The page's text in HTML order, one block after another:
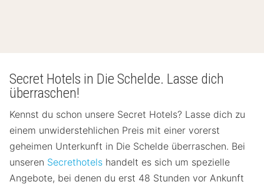
Secret Hotels in Die Schelde. Lasse dich
überraschen!
Kennst du schon unsere Secret Hotels? Lasse dich zu
einem unwiderstehlichen Preis mit einer vorerst
geheimen Unterkunft in Die Schelde überraschen. Bei
unseren Secrethotels handelt es sich um spezielle
Angebote, bei denen du erst 48 Stunden vor Ankunft